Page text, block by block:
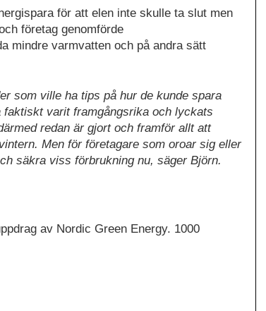
för att elen inte skulle ta slut men
företag genomförde
mindre varmvatten och på andra sätt
som ville ha tips på hur de kunde spara
varit framgångsrika och lyckats
redan är gjort och framför allt att
Men för företagare som oroar sig eller
säkra viss förbrukning nu, säger Björn.
av Nordic Green Energy. 1000